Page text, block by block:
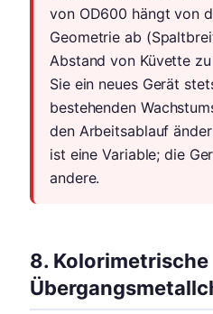
von OD600 hängt von
Geometrie ab
Abstand von Küvette
Sie ein neues Gerät
bestehenden
den Arbeitsablauf
ist eine Variable; die
andere.
8. Kolorimetrische